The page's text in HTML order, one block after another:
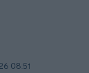
08:51